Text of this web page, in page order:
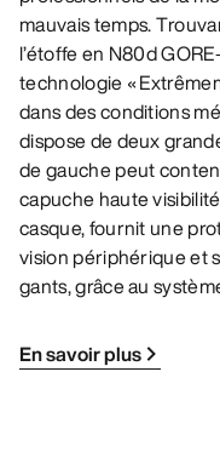
mauvais temps.
l’étoffe en N80d
technologie «
dans des conditions
dispose de deux
de gauche peut
capuche haute
casque, fournit une
vision périphérique et
gants, grâce au
En savoir plus